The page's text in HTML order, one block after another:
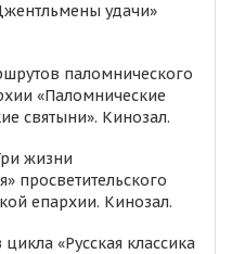
удачи»
паломнического
«Паломнические
святыни». Кинозал.
жизни
просветительского
епархии. Кинозал.
«Русская классика